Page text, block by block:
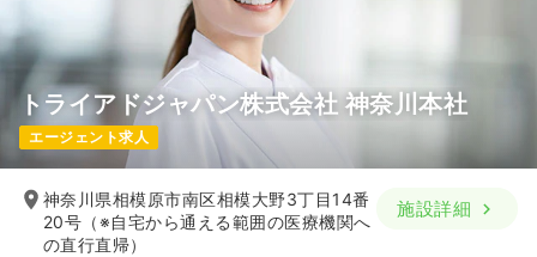
トライアドジャパン株式会社 神奈川本社
エージェント求人
神奈川県相模原市南区相模大野3丁目14番
20号（※自宅から通える範囲の医療機関へ
の直行直帰）
施設詳細